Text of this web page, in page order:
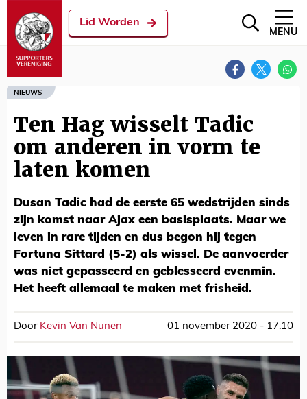
Lid Worden
MENU
NIEUWS
Ten Hag wisselt Tadic
om anderen in vorm te
laten komen
Dusan Tadic had de eerste 65 wedstrijden sinds
zijn komst naar Ajax een basisplaats. Maar we
leven in rare tijden en dus begon hij tegen
Fortuna Sittard (5-2) als wissel. De aanvoerder
was niet gepasseerd en geblesseerd evenmin.
Het heeft allemaal te maken met frisheid.
Door Kevin Van Nunen 01 november 2020 - 17:10